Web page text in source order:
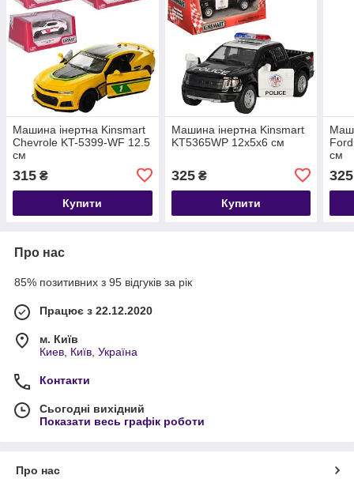
Машина інертна Kinsmart
Chevrole KT-5399-WF 12.5
см
315 ₴
Купити
Машина інертна Kinsmart
KT5365WP 12x5x6 см
325₴
Купити
см
325
Про нас
85% позитивних з 95 відгуків за рік
Працює з 22.12.2020
м. Київ
Киев, Київ, Україна
Контакти
Сьогодні вихідний
Показати весь графік роботи
Про нас